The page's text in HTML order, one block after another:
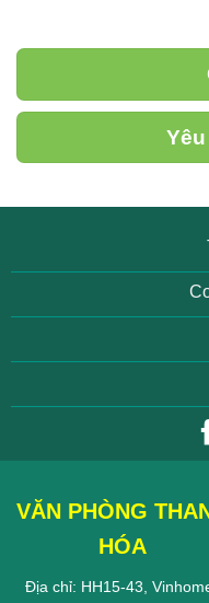
VĂN PHÒNG
HÓA
Địa chỉ: HH15-43,